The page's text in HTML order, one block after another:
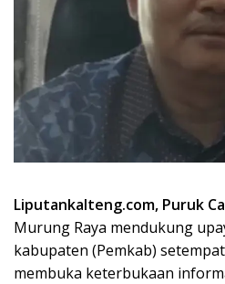
Liputankalteng.com, Puruk
Murung Raya mendukung
kabupaten (Pemkab)
membuka keterbukaan